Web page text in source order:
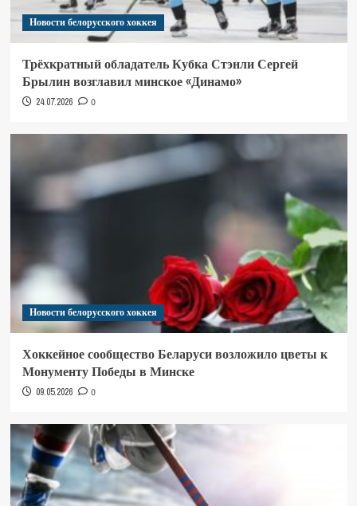
Новости белорусского хоккея
Трёхкратный обладатель Кубка Стэнли Сергей
Брылин возглавил минское «Динамо»
24.07.2026 0
Новости белорусского хоккея
Хоккейное сообщество Беларуси возложило цветы к
Монументу Победы в Минске
09.05.2026 0